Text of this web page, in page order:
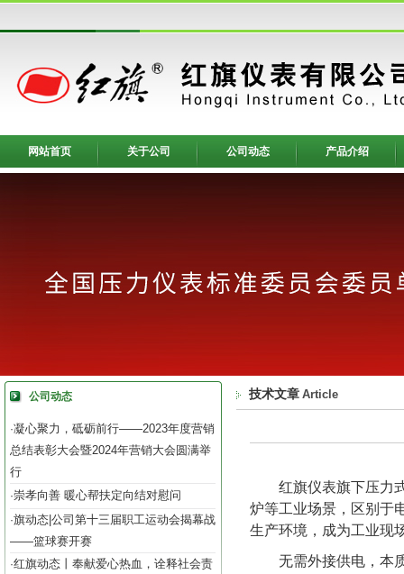
网站首页 关于公司 公司动态 产品介绍
公司动态
·凝心聚力，砥砺前行——2023年度营销
总结表彰大会暨2024年营销大会圆满举
行
·崇孝向善 暖心帮扶定向结对慰问
·旗动态|公司第十三届职工运动会揭幕战
——篮球赛开赛
·红旗动态丨奉献爱心热血，诠释社会责
技术文章 Article
红旗仪表旗下压力
炉等工业场景，区别于
生产环境，成为工业现
无需外接供电，本